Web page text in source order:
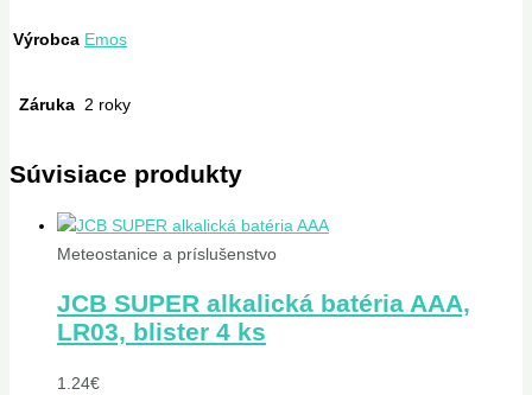
Výrobca Emos
Záruka 2 roky
Súvisiace produkty
Meteostanice a príslušenstvo
JCB SUPER alkalická batéria AAA,
LR03, blister 4 ks
1.24€